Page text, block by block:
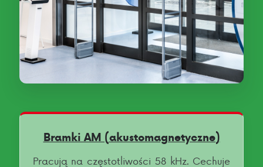
Bramki AM (akustomagnetyczne)
Pracują na częstotliwości 58 kHz. Cechuje